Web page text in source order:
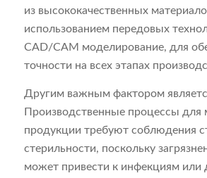
из высококачественных
использованием передовых
CAD/CAM моделирование, для
точности на всех этапах
Другим важным фактором
Производственные процессы для
продукции требуют соблюдения
стерильности, поскольку
может привести к инфекциям или